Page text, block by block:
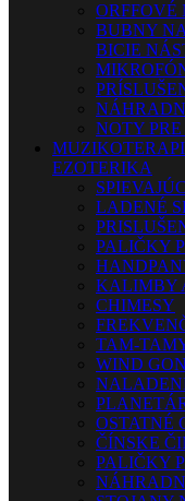
ORFFOVÉ
BUBNY
BICIE
NOTY
EZOTERIKA
LADENÉ
PALIČKY
KALIMBY
CHIMESY
TAM-
WIND
OSTATNÉ
ČÍNSKE
PALIČKY